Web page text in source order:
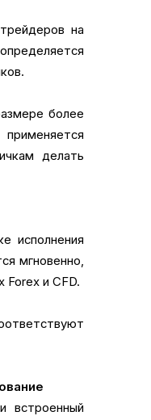
на
более
делать
исполнения
мгновенно,
Forex и CFD.
встроенный